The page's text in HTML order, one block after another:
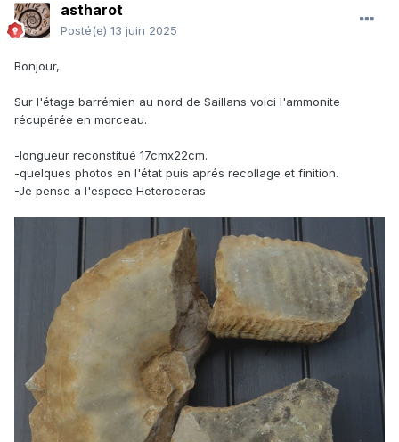
astharot
Posté(e) 13 juin 2025
Bonjour,
Sur l'étage barrémien au nord de Saillans voici l'ammonite
récupérée en morceau.
-longueur reconstitué 17cmx22cm.
-quelques photos en l'état puis aprés recollage et finition.
-Je pense a l'espece Heteroceras